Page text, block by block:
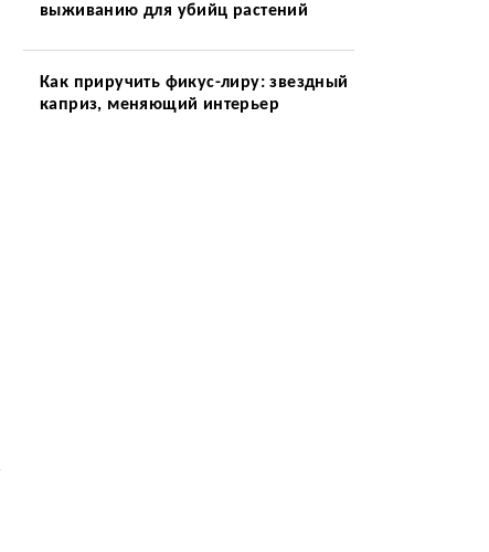
выживанию для убийц растений
Как приручить фикус-лиру: звездный
каприз, меняющий интерьер